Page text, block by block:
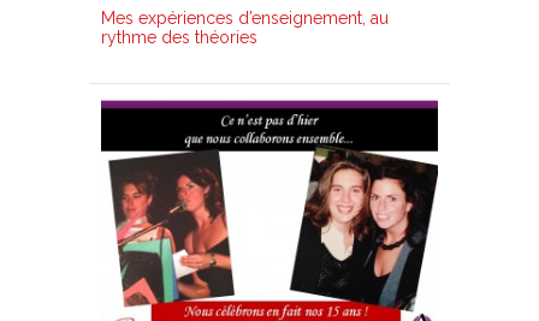
Mes expériences d’enseignement, au
rythme des théories